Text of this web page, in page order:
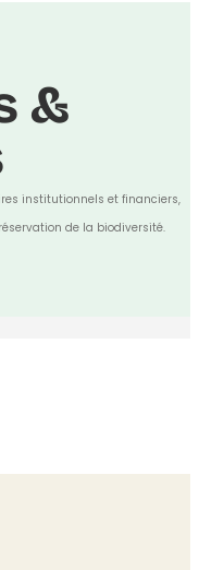
&
institutionnels et financiers,
de la biodiversité.